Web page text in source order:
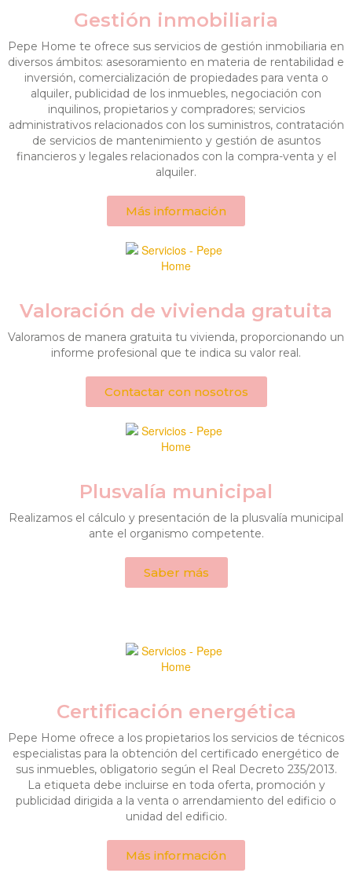
Gestión inmobiliaria
Pepe Home te ofrece sus servicios de gestión inmobiliaria en
diversos ámbitos: asesoramiento en materia de rentabilidad e
inversión, comercialización de propiedades para venta o
alquiler, publicidad de los inmuebles, negociación con
inquilinos, propietarios y compradores; servicios
administrativos relacionados con los suministros, contratación
de servicios de mantenimiento y gestión de asuntos
financieros y legales relacionados con la compra-venta y el
alquiler.
Más información
Valoración de vivienda gratuita
Valoramos de manera gratuita tu vivienda, proporcionando un
informe profesional que te indica su valor real.
Contactar con nosotros
Plusvalía municipal
Realizamos el cálculo y presentación de la plusvalía municipal
ante el organismo competente.
Saber más
Certificación energética
Pepe Home ofrece a los propietarios los servicios de técnicos
especialistas para la obtención del certificado energético de
sus inmuebles, obligatorio según el Real Decreto 235/2013.
La etiqueta debe incluirse en toda oferta, promoción y
publicidad dirigida a la venta o arrendamiento del edificio o
unidad del edificio.
Más información